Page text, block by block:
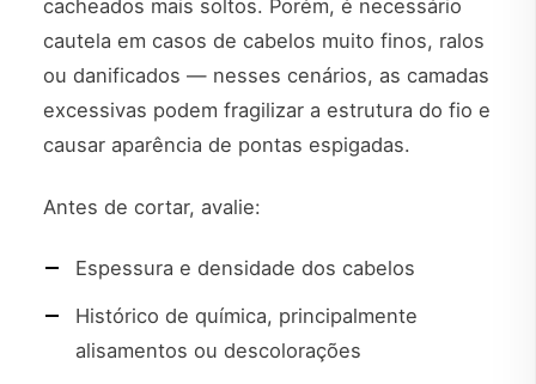
cacheados mais soltos. Porém, é necessário
cautela em casos de cabelos muito finos, ralos
ou danificados — nesses cenários, as camadas
excessivas podem fragilizar a estrutura do fio e
causar aparência de pontas espigadas.
Antes de cortar, avalie:
Espessura e densidade dos cabelos
Histórico de química, principalmente
alisamentos ou descolorações